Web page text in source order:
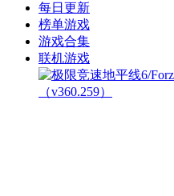
每日更新
榜单游戏
游戏合集
联机游戏